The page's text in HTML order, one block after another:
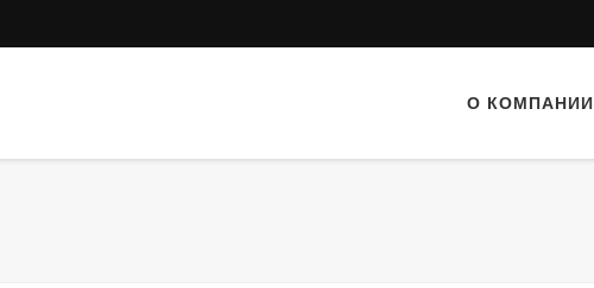
О КОМПАНИИ